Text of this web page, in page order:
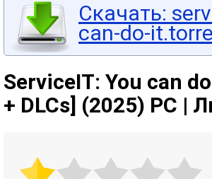
Скачать:
can-do-
ServiceIT: You can
+ DLCs] (2025) PC |